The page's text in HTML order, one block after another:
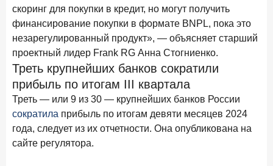
1 июня 2026 года
В борьбе за сбережения россиян банки учатся
понимать контекст
28 мая 2026 года ИССЛЕДОВАНИЕ
Доверие становится главным фактором на рынке
Private banking
25 мая 2026 года
Ипотека в России: итоги апреля 2026 года в цифрах
13 мая 2026 года
скоринг для покупки в кредит, но могут получить
финансирование покупки в формате BNPL, пока это
незарегулированный продукт», — объясняет старший
проектный лидер Frank RG Анна Стогниенко.
Треть крупнейших банков сократили
прибыль по итогам III квартала
Треть — или 9 из 30 — крупнейших банков России
сократила прибыль по итогам девяти месяцев 2024
года, следует из их отчетности. Она опубликована на
сайте регулятора.